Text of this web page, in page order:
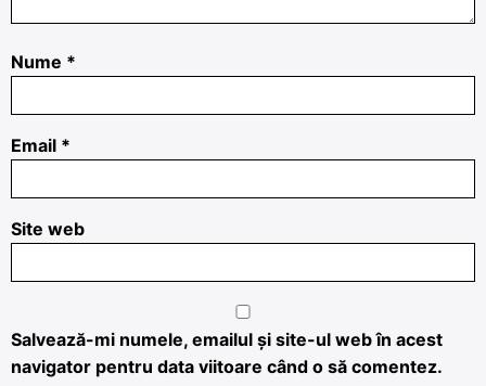
Nume *
Email *
Site web
Salvează-mi numele, emailul și site-ul web în acest
navigator pentru data viitoare când o să comentez.